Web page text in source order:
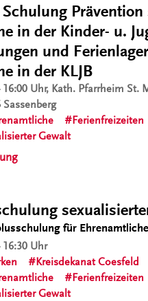
in der Kinder- u.
und
in der KLJB
Uhr, Kath. Pfarrheim St.
Ferienfreizeiten
Gewalt
Schulung
Prävention
sexualisierter
Gewalt
für
Ehrenamtliche
für
Uhr
Kreisdekanat Coesfeld
Ferienfreizeiten
Gewalt